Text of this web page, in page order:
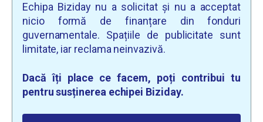
Echipa Biziday nu a solicitat și nu a acceptat
nicio formă de finanțare din fonduri
guvernamentale. Spațiile de publicitate sunt
limitate, iar reclama neinvazivă.
Dacă îți place ce facem, poți contribui tu
pentru susținerea echipei Biziday.